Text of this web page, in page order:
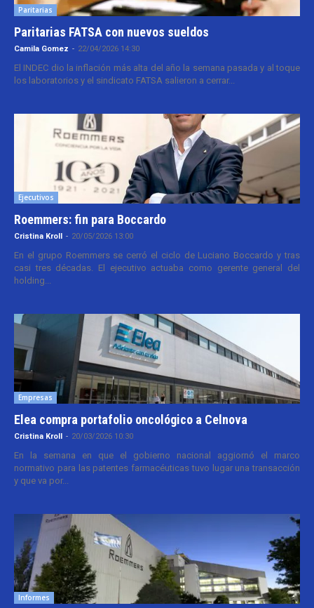
Paritarias
Paritarias FATSA con nuevos sueldos
Camila Gomez - 22/04/2026 14:30
El INDEC dio la inflación más alta del año la semana pasada y al toque
los laboratorios y el sindicato FATSA salieron a cerrar...
Ejecutivos
Roemmers: fin para Boccardo
Cristina Kroll - 20/05/2026 13:00
En el grupo Roemmers se cerró el ciclo de Luciano Boccardo y tras
casi tres décadas. El ejecutivo actuaba como gerente general del
holding...
Empresas
Elea compra portafolio oncológico a Celnova
Cristina Kroll - 20/03/2026 10:30
En la semana en que el gobierno nacional aggiornó el marco
normativo para las patentes farmacéuticas tuvo lugar una transacción
y que va por...
Informes